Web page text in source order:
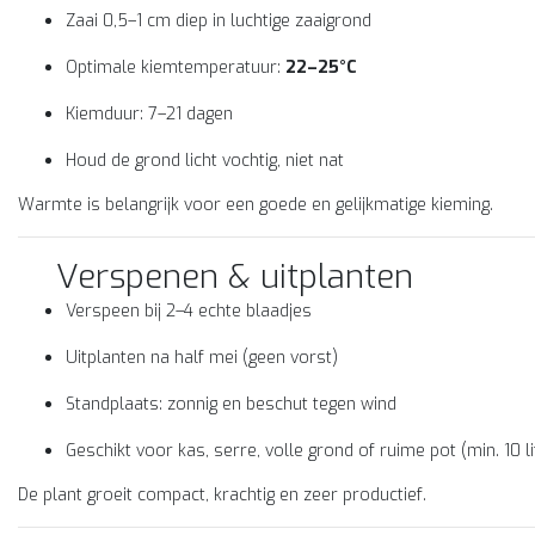
Zaai 0,5–1 cm diep in luchtige zaaigrond
Optimale kiemtemperatuur: 22–25°C
Kiemduur: 7–21 dagen
Houd de grond licht vochtig, niet nat
Warmte is belangrijk voor een goede en gelijkmatige kieming.
Verspenen & uitplanten
Verspeen bij 2–4 echte blaadjes
Uitplanten na half mei (geen vorst)
Standplaats: zonnig en beschut tegen wind
Geschikt voor kas, serre, volle grond of ruime pot (min. 10
De plant groeit compact, krachtig en zeer productief.